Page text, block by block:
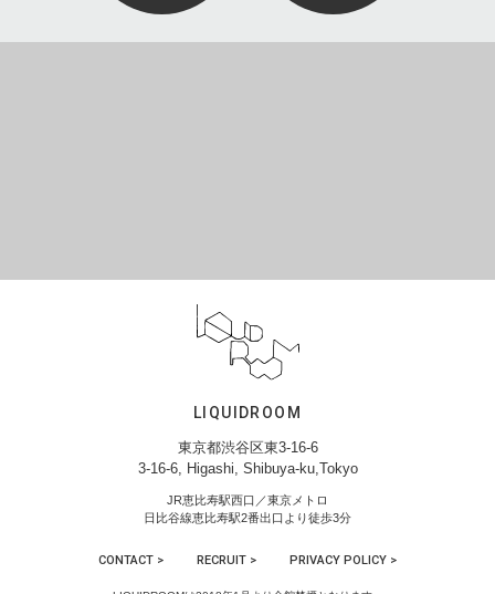
LIQUIDROOM
東京都渋谷区東3-16-6
3-16-6, Higashi, Shibuya-ku,Tokyo
JR恵比寿駅西口／東京メトロ
日比谷線恵比寿駅2番出口より徒歩3分
CONTACT > RECRUIT > PRIVACY POLICY >